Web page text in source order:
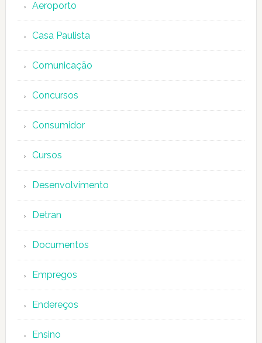
Aeroporto
Casa Paulista
Comunicação
Concursos
Consumidor
Cursos
Desenvolvimento
Detran
Documentos
Empregos
Endereços
Ensino